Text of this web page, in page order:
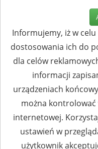
Informujemy, iż w
dostosowania ich do
dla celów
informacji
urządzeniach
można
internetowej.
ustawień w
użytkownik